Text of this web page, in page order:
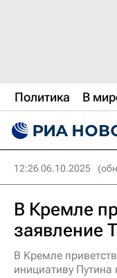
Политика В
12:26 06.10.2025
В Кремле
заявление
В Кремле
инициативу